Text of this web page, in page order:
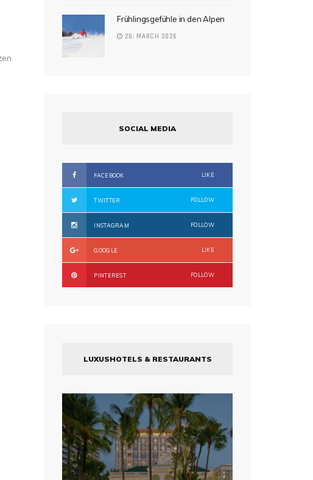
Frühlingsgefühle in den Alpen
26. MARCH 2026
SOCIAL MEDIA
FACEBOOK LIKE
TWITTER FOLLOW
INSTAGRAM FOLLOW
GOOGLE LIKE
PINTEREST FOLLOW
LUXUSHOTELS & RESTAURANTS